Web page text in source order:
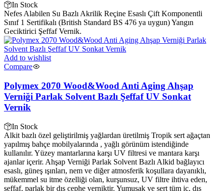
In Stock
Nefes Alabilen Su Bazlı Akrilik Reçine Esaslı Çift Komponentli
Sınıf 1 Sertifikalı (British Standard BS 476 ya uygun) Yangın
Geciktirici Şeffaf Vernik.
Add to wishlist
Compare
Polymex 2070 Wood&Wood Anti Aging Ahşap
Verniği Parlak Solvent Bazlı Şeffaf UV Sonkat
Vernik
In Stock
Alkit bazlı özel geliştirilmiş yağlardan üretilmiş Tropik sert ağaçtan
yapılmış bahçe mobilyalarında , yağlı görünüm istendiğinde
kullanılır. Yüzey mantarlarına karşı UV filtresi ve mantara karşı
ajanlar içerir. Ahşap Verniği Parlak Solvent Bazlı Alkid bağlayıcı
esaslı, güneş ışınları, nem ve diğer atmosferik koşullara dayanıklı,
mükemmel su itme özelliği olan, kurşunsuz, UV filtre ihtiva eden,
şeffaf, parlak bir dış cephe verniktir. Yumuşak ve sert tüm iç, dış